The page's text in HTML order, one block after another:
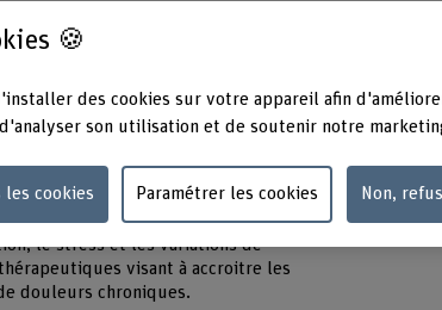
a considérablement évolué. Aujourd’hui,
physiologique des stimuli de la douleur,
de la douleur. La perception est
signaux nociceptifs tout en contribuant
Ces corrélations
dans le diagnostic et la thérapie
des affections douloureuses
méthodes de mesure cliniques
le stress et les variations de
visant à accroitre les
douleurs chroniques.
🍪
des cookies sur votre appareil afin
son utilisation et de soutenir notre
les cookies Paramétrer les cookies Non,